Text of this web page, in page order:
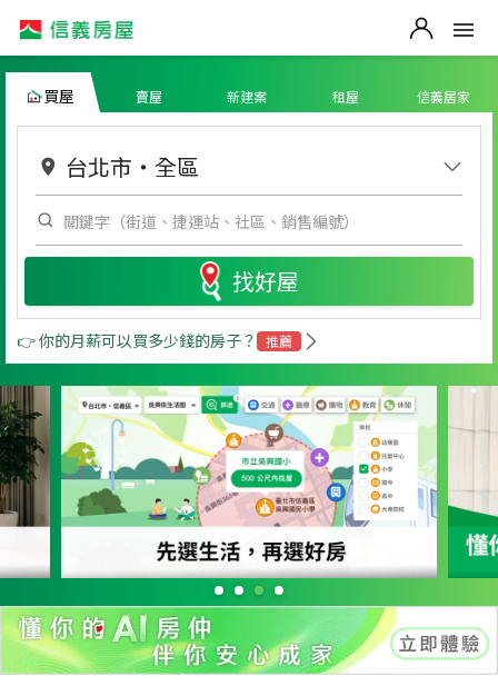
買屋 賣屋 新建案 租屋 信義居家
台北市 ・ 全區
找好屋
👉 你的月薪可以買多少錢的房子？ 推薦